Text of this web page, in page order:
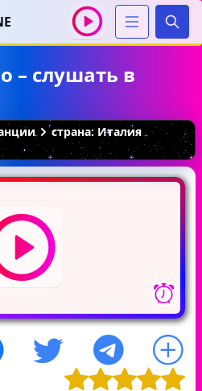
– слушать в
страна: Италия